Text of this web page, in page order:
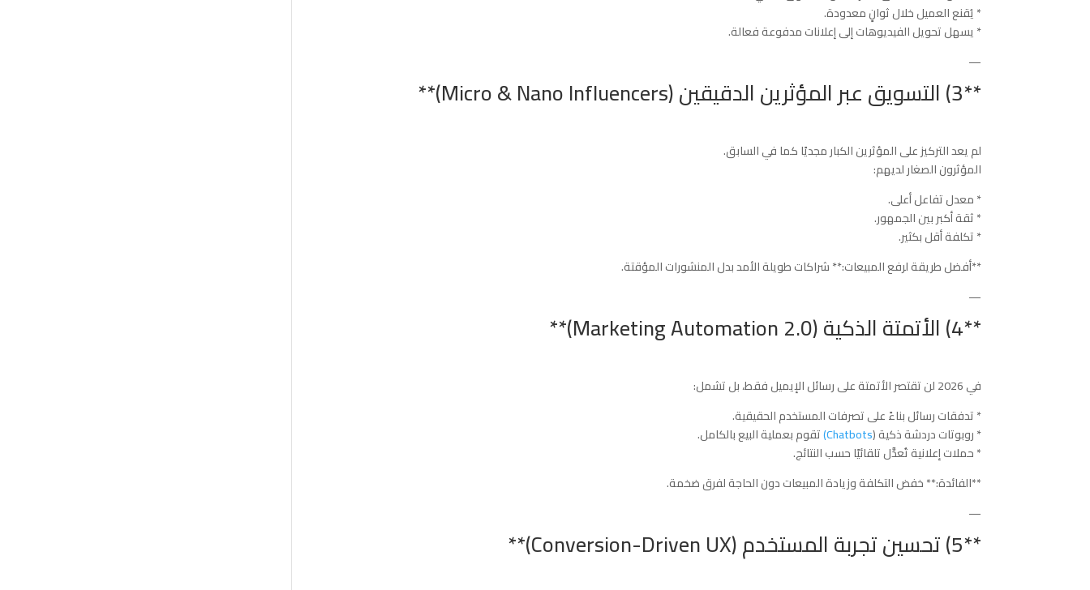
* يُقنع العميل خلال ثوانٍ معدودة.
* يسهل تحويل الفيديوهات إلى إعلانات مدفوعة فعالة.
—
**3) التسويق عبر المؤثرين الدقيقين (Micro & Nano Influencers)**
لم يعد التركيز على المؤثرين الكبار مجديًا كما في السابق.
المؤثرون الصغار لديهم:
* معدل تفاعل أعلى.
* ثقة أكبر بين الجمهور.
* تكلفة أقل بكثير.
**أفضل طريقة لرفع المبيعات:** شراكات طويلة الأمد بدل المنشورات المؤقتة.
—
**4) الأتمتة الذكية (Marketing Automation 2.0)**
في 2026 لن تقتصر الأتمتة على رسائل الإيميل فقط، بل تشمل:
* تدفقات رسائل بناءً على تصرفات المستخدم الحقيقية.
* روبوتات دردشة ذكية (Chatbots) تقوم بعملية البيع بالكامل.
* حملات إعلانية تُعدَّل تلقائيًا حسب النتائج.
**الفائدة:** خفض التكلفة وزيادة المبيعات دون الحاجة لفرق ضخمة.
—
**5) تحسين تجربة المستخدم (Conversion-Driven UX)**